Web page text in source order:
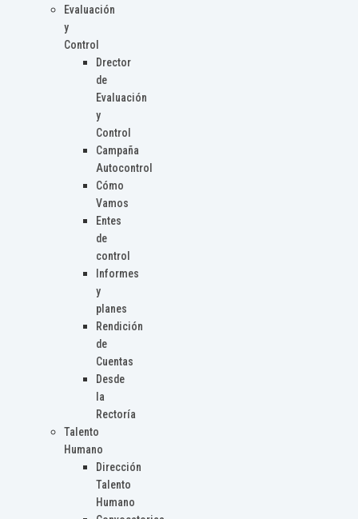
Evaluación
y
Control
Drector
de
Evaluación
y
Control
Campaña
Autocontrol
Cómo
Vamos
Entes
de
control
Informes
y
planes
Rendición
de
Cuentas
Desde
la
Rectoría
Talento
Humano
Dirección
Talento
Humano